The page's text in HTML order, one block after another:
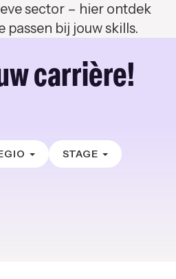
sector – hier ontdek
passen bij jouw skills.
carrière!
STAGE